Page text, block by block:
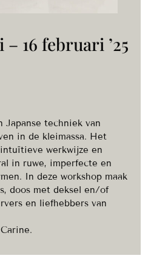
16 februari ’25
Japanse techniek van
in de kleimassa. Het
werkwijze en
in ruwe, imperfecte en
In deze workshop maak
doos met deksel en/of
en liefhebbers van